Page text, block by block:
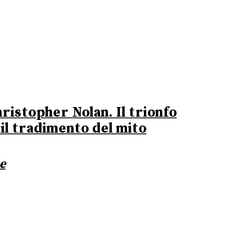
Nolan. Il trionfo
il tradimento del mito